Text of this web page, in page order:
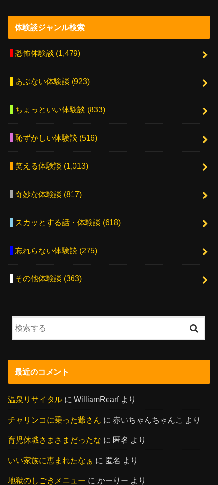
体験談ジャンル検索
恐怖体験談 (1,479)
あぶない体験談 (923)
ちょっといい体験談 (833)
恥ずかしい体験談 (516)
笑える体験談 (1,013)
奇妙な体験談 (817)
スカッとする話・体験談 (618)
忘れらない体験談 (275)
その他体験談 (363)
最近のコメント
温泉リサイタル にWilliamRearfより
チャリンコに乗った爺さん に 赤いちゃんちゃんこ より
育児休職さまさまだったな に 匿名 より
いい家族に恵まれたなぁ に 匿名 より
地獄のしごきメニュー にかーりー より